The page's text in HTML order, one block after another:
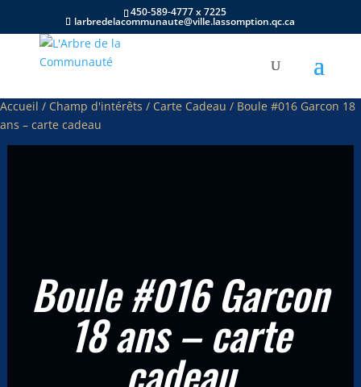
450-589-4777 x 7225
larbredelacommunaute@ville.lassomption.qc.ca
Accueil / Champ d'intérêts / Carte Cadeau / Boule #016 Garcon 18
ans – carte cadeau
Boule #016 Garcon
18 ans – carte
cadeau